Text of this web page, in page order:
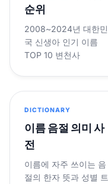
순위
2008~2024년 대한민
국 신생아 인기 이름
TOP 10 변천사
DICTIONARY
이름 음절 의미 사
전
이름에 자주 쓰이는 음
절의 한자 뜻과 성별 트